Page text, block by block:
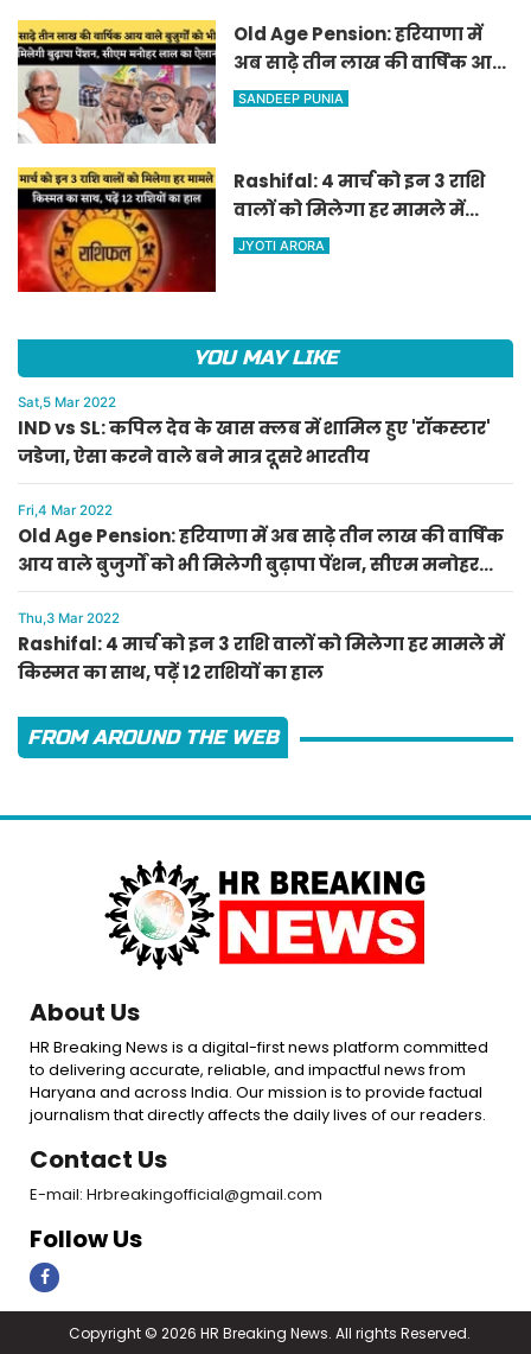
Old Age Pension: हरियाणा में
अब साढ़े तीन लाख की वार्षिक आय
वाले बुजुर्गों को भी मिलेगी बुढ़ापा
SANDEEP PUNIA
Rashifal: 4 मार्च को इन 3 राशि
वालों को मिलेगा हर मामले में
किस्मत का साथ, पढ़ें 12 राशियों का
JYOTI ARORA
YOU MAY LIKE
Sat,5 Mar 2022
IND vs SL: कपिल देव के खास क्लब में शामिल हुए 'रॉकस्टार'
जडेजा, ऐसा करने वाले बने मात्र दूसरे भारतीय
Fri,4 Mar 2022
Old Age Pension: हरियाणा में अब साढ़े तीन लाख की वार्षिक
आय वाले बुजुर्गों को भी मिलेगी बुढ़ापा पेंशन, सीएम मनोहर
लाल का ऐलान
Thu,3 Mar 2022
Rashifal: 4 मार्च को इन 3 राशि वालों को मिलेगा हर मामले में
किस्मत का साथ, पढ़ें 12 राशियों का हाल
FROM AROUND THE WEB
About Us
HR Breaking News is a digital-first news platform committed
to delivering accurate, reliable, and impactful news from
Haryana and across India. Our mission is to provide factual
journalism that directly affects the daily lives of our readers.
Contact Us
E-mail: Hrbreakingofficial@gmail.com
Follow Us
Copyright © 2026 HR Breaking News. All rights Reserved.